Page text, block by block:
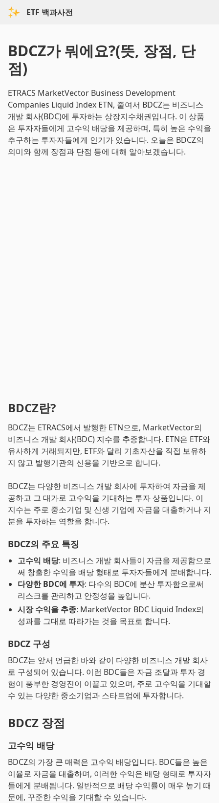
ETF 백과사전
BDCZ가 뭐에요?(뜻, 장점, 단
점)
ETRACS MarketVector Business Development
Companies Liquid Index ETN, 줄여서 BDCZ는 비즈니스
개발 회사(BDC)에 투자하는 상장지수채권입니다. 이 상품
은 투자자들에게 고수익 배당을 제공하며, 특히 높은 수익을
추구하는 투자자들에게 인기가 있습니다. 오늘은 BDCZ의
의미와 함께 장점과 단점 등에 대해 알아보겠습니다.
BDCZ란?
BDCZ는 ETRACS에서 발행한 ETN으로, MarketVector의
비즈니스 개발 회사(BDC) 지수를 추종합니다. ETN은 ETF와
유사하게 거래되지만, ETF와 달리 기초자산을 직접 보유하
지 않고 발행기관의 신용을 기반으로 합니다.
BDCZ는 다양한 비즈니스 개발 회사에 투자하여 자금을 제
공하고 그 대가로 고수익을 기대하는 투자 상품입니다. 이
지수는 주로 중소기업 및 신생 기업에 자금을 대출하거나 지
분을 투자하는 역할을 합니다.
BDCZ의 주요 특징
고수익 배당: 비즈니스 개발 회사들이 자금을 제공함으로
써 창출한 수익을 배당 형태로 투자자들에게 분배합니다.
다양한 BDC에 투자: 다수의 BDC에 분산 투자함으로써
리스크를 관리하고 안정성을 높입니다.
시장 수익을 추종: MarketVector BDC Liquid Index의
성과를 그대로 따라가는 것을 목표로 합니다.
BDCZ 구성
BDCZ는 앞서 언급한 바와 같이 다양한 비즈니스 개발 회사
로 구성되어 있습니다. 이런 BDC들은 자금 조달과 투자 경
험이 풍부한 경영진이 이끌고 있으며, 주로 고수익을 기대할
수 있는 다양한 중소기업과 스타트업에 투자합니다.
BDCZ 장점
고수익 배당
BDCZ의 가장 큰 매력은 고수익 배당입니다. BDC들은 높은
이율로 자금을 대출하며, 이러한 수익은 배당 형태로 투자자
들에게 분배됩니다. 일반적으로 배당 수익률이 매우 높기 때
문에, 꾸준한 수익을 기대할 수 있습니다.